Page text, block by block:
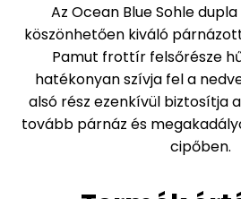
Az Ocean Blue Sohle
köszönhetően kiváló
Pamut frottír felsőrésze
hatékonyan szívja fel a
alsó rész ezenkívül biztosítja
tovább párnáz és
cipőben.